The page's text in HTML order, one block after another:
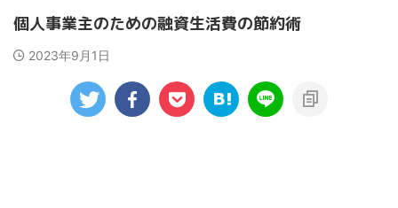
個人事業主のための融資生活費の節約術
2023年9月1日